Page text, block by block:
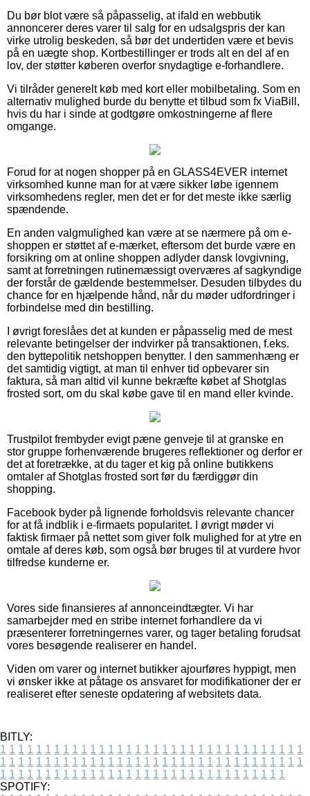
Du bør blot være så påpasselig, at ifald en webbutik
annoncerer deres varer til salg for en udsalgspris der kan
virke utrolig beskeden, så bør det undertiden være et bevis
på en uægte shop. Kortbestillinger er trods alt en del af en
lov, der støtter køberen overfor snydagtige e-forhandlere.
Vi tilråder generelt køb med kort eller mobilbetaling. Som en
alternativ mulighed burde du benytte et tilbud som fx ViaBill,
hvis du har i sinde at godtgøre omkostningerne af flere
omgange.
Forud for at nogen shopper på en GLASS4EVER internet
virksomhed kunne man for at være sikker løbe igennem
virksomhedens regler, men det er for det meste ikke særlig
spændende.
En anden valgmulighed kan være at se nærmere på om e-
shoppen er støttet af e-mærket, eftersom det burde være en
forsikring om at online shoppen adlyder dansk lovgivning,
samt at forretningen rutinemæssigt overværes af sagkyndige
der forstår de gældende bestemmelser. Desuden tilbydes du
chance for en hjælpende hånd, når du møder udfordringer i
forbindelse med din bestilling.
I øvrigt foreslåes det at kunden er påpasselig med de mest
relevante betingelser der indvirker på transaktionen, f.eks.
den byttepolitik netshoppen benytter. I den sammenhæng er
det samtidig vigtigt, at man til enhver tid opbevarer sin
faktura, så man altid vil kunne bekræfte købet af Shotglas
frosted sort, om du skal købe gave til en mand eller kvinde.
Trustpilot frembyder evigt pæne genveje til at granske en
stor gruppe forhenværende brugeres reflektioner og derfor er
det at foretrække, at du tager et kig på online butikkens
omtaler af Shotglas frosted sort før du færdiggør din
shopping.
Facebook byder på lignende forholdsvis relevante chancer
for at få indblik i e-firmaets popularitet. I øvrigt møder vi
faktisk firmaer på nettet som giver folk mulighed for at ytre en
omtale af deres køb, som også bør bruges til at vurdere hvor
tilfredse kunderne er.
Vores side finansieres af annonceindtægter. Vi har
samarbejder med en stribe internet forhandlere da vi
præsenterer forretningernes varer, og tager betaling forudsat
vores besøgende realiserer en handel.
Viden om varer og internet butikker ajourføres hyppigt, men
vi ønsker ikke at påtage os ansvaret for modifikationer der er
realiseret efter seneste opdatering af websitets data.
BITLY:
1 1 1 1 1 1 1 1 1 1 1 1 1 1 1 1 1 1 1 1 1 1 1 1 1 1 1 1 1 1 1 1 1 1
1 1 1 1 1 1 1 1 1 1 1 1 1 1 1 1 1 1 1 1 1 1 1 1 1 1 1 1 1 1 1 1 1 1
1 1 1 1 1 1 1 1 1 1 1 1 1 1 1 1 1 1 1 1 1 1 1 1 1 1 1 1 1 1 1 1
SPOTIFY: